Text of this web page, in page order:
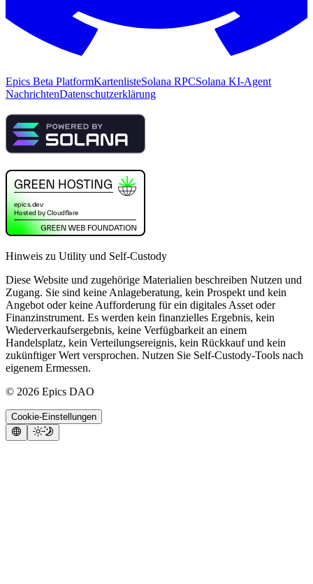
Epics Beta PlatformKartenlisteSolana RPCSolana KI-Agent
NachrichtenDatenschutzerklärung
Hinweis zu Utility und Self-Custody
Diese Website und zugehörige Materialien beschreiben Nutzen und
Zugang. Sie sind keine Anlageberatung, kein Prospekt und kein
Angebot oder keine Aufforderung für ein digitales Asset oder
Finanzinstrument. Es werden kein finanzielles Ergebnis, kein
Wiederverkaufsergebnis, keine Verfügbarkeit an einem
Handelsplatz, kein Verteilungsereignis, kein Rückkauf und kein
zukünftiger Wert versprochen. Nutzen Sie Self-Custody-Tools nach
eigenem Ermessen.
© 2026 Epics DAO
Cookie-Einstellungen